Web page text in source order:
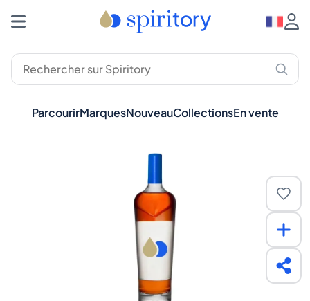
ParcourirMarquesNouveauCollectionsEn vente